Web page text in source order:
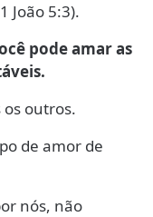
João 5:3).
pode amar as
outros.
de amor de
nós, não